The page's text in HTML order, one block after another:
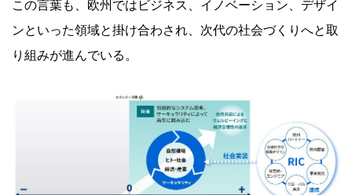
この言葉も、欧州ではビジネス、イノベーション、デザイ
ンといった領域と掛け合わされ、次代の社会づくりへと取
り組みが進んでいる。